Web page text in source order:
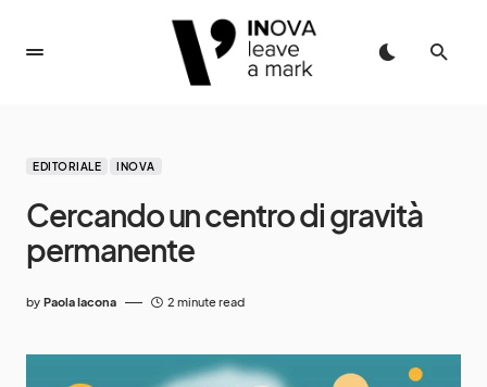
EDITORIALE INOVA
Cercando un centro di gravità
permanente
by Paola Iacona 2 minute read